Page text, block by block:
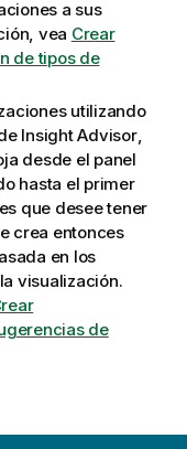
a sus
vea Crear
de tipos de
utilizando
Insight Advisor,
desde el panel
hasta el primer
que desee tener
crea entonces
en los
visualización.
de